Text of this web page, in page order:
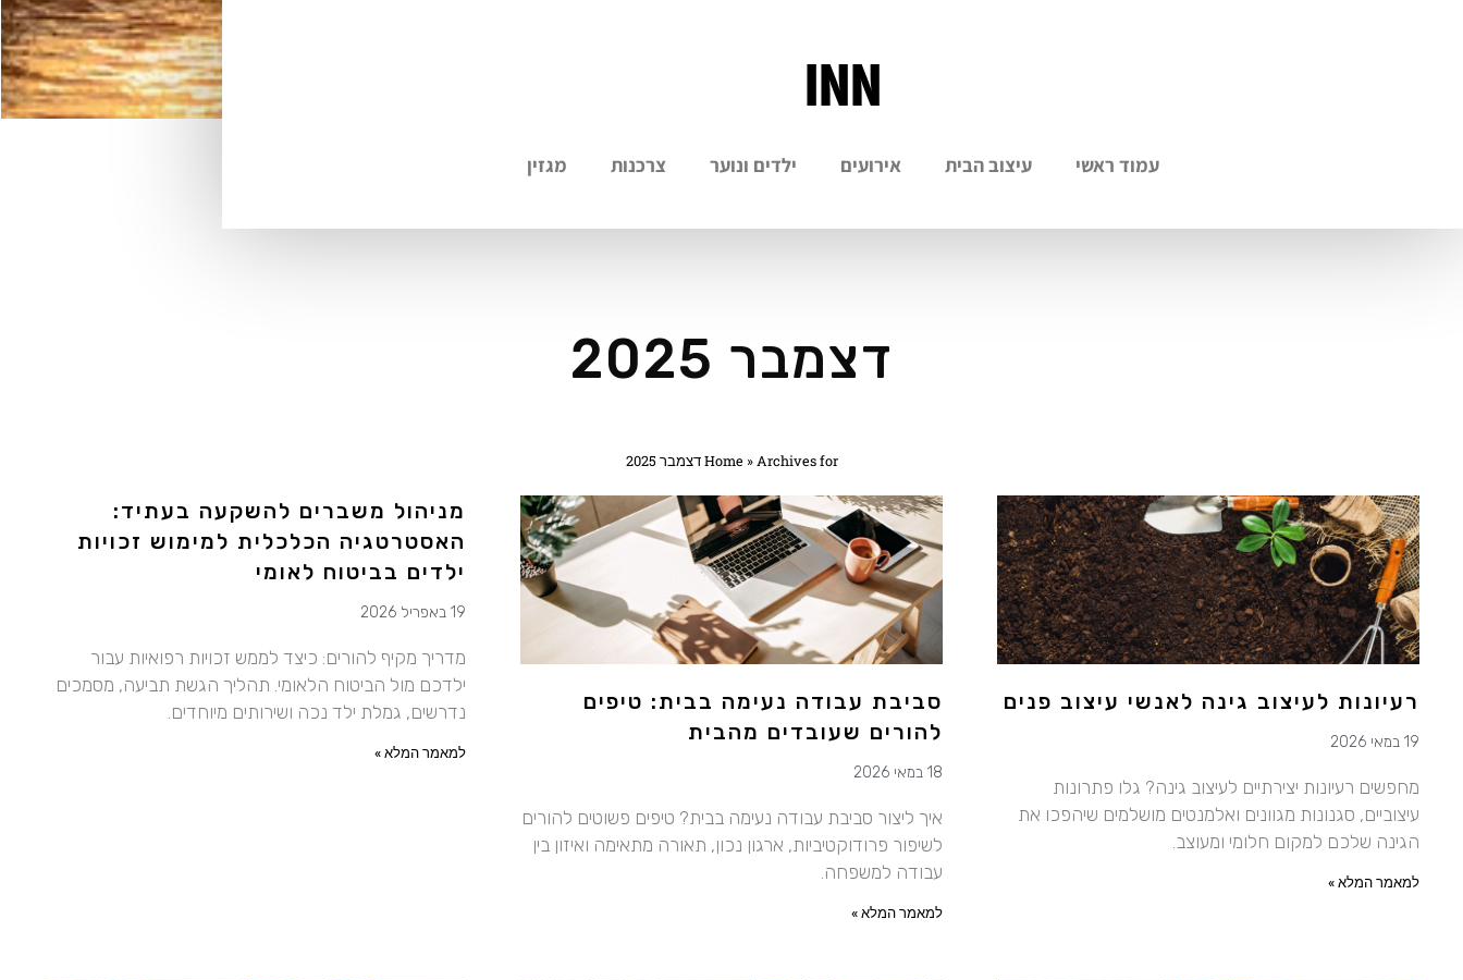
INN
עמוד ראשי עיצוב הבית אירועים ילדים ונוער צרכנות מגזין
דצמבר 2025
Home » Archives for דצמבר 2025
רעיונות לעיצוב גינה לאנשי עיצוב פנים
19 במאי 2026
מחפשים רעיונות יצירתיים לעיצוב גינה? גלו פתרונות
עיצוביים, סגנונות מגוונים ואלמנטים מושלמים שיהפכו את
הגינה שלכם למקום חלומי ומעוצב.
למאמר המלא »
סביבת עבודה נעימה בבית: טיפים
להורים שעובדים מהבית
18 במאי 2026
איך ליצור סביבת עבודה נעימה בבית? טיפים פשוטים להורים
לשיפור פרודוקטיביות, ארגון נכון, תאורה מתאימה ואיזון בין
עבודה למשפחה.
למאמר המלא »
מניהול משברים להשקעה בעתיד:
האסטרטגיה הכלכלית למימוש זכויות
ילדים בביטוח לאומי
19 באפריל 2026
מדריך מקיף להורים: כיצד לממש זכויות רפואיות עבור
ילדכם מול הביטוח הלאומי. תהליך הגשת תביעה, מסמכים
נדרשים, גמלת ילד נכה ושירותים מיוחדים.
למאמר המלא »